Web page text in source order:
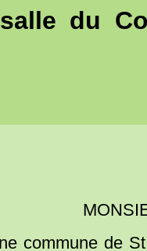
du
commune de